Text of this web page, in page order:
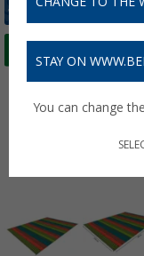
STAY ON
You can change